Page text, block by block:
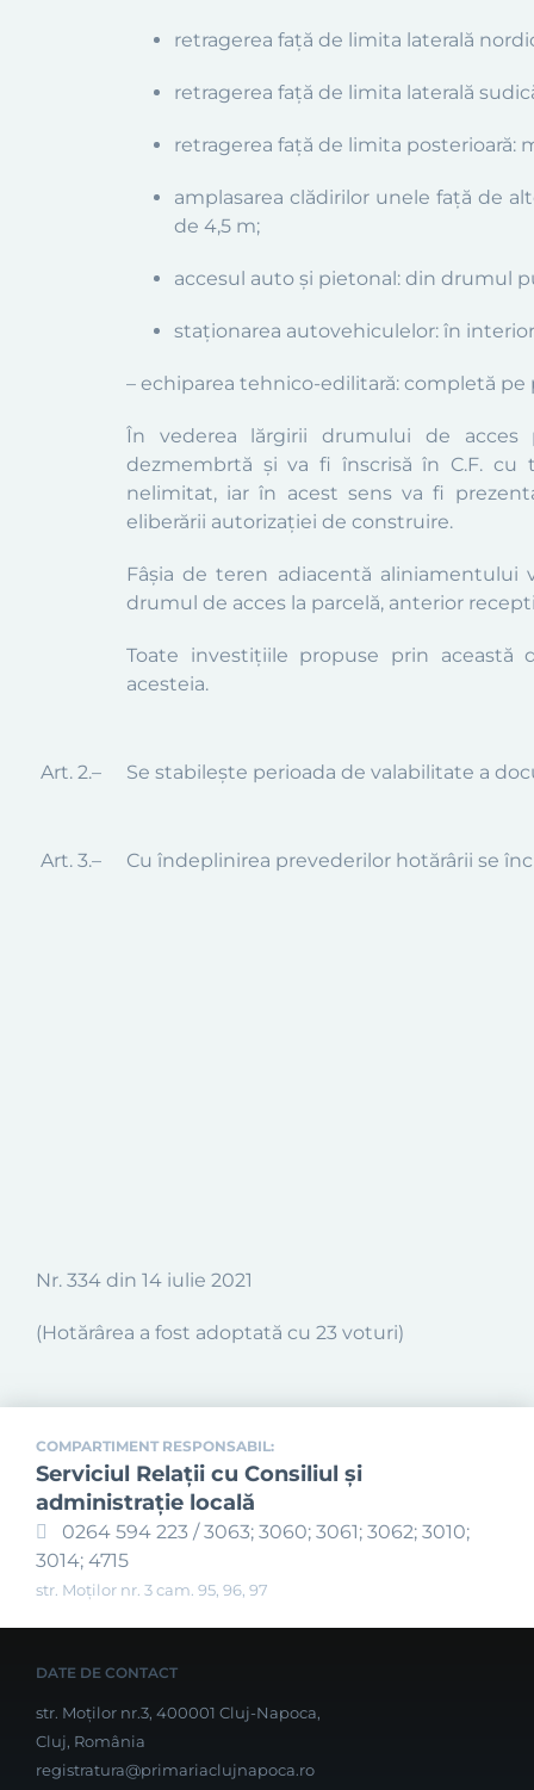
retragerea faţă de limita laterală
retragerea faţă de limita laterală
retragerea faţă de limita posterioară:
amplasarea clădirilor unele față de
de 4,5 m;
accesul auto și pietonal: din drumul
staționarea autovehiculelor: în
– echiparea tehnico-edilitară: completă pe
În vederea lărgirii drumului de acces
dezmembrtă și va fi înscrisă în C.F. cu
nelimitat, iar în acest sens va fi
eliberării autorizației de construire.
Fâșia de teren adiacentă aliniamentului
drumul de acces la parcelă, anterior
Toate investiţiile propuse prin
acesteia.
Art. 2.– Se stabileşte perioada de valabilitate a
Art. 3.– Cu îndeplinirea prevederilor hotărârii se
Nr. 334 din 14 iulie 2021
(Hotărârea a fost adoptată cu 23 voturi)
COMPARTIMENT RESPONSABIL:
Serviciul Relaţii cu Consiliul şi
administraţie locală
0264 594 223 / 3063; 3060; 3061; 3062; 3010;
3014; 4715
str. Moților nr. 3 cam. 95, 96, 97
DATE DE CONTACT
str. Moților nr.3, 400001 Cluj-Napoca,
Cluj, România
registratura@primariaclujnapoca.ro